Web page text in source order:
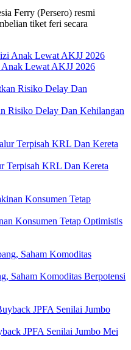
Ferry (Persero) resmi
tiket feri secara
Lewat AKJJ 2026
Risiko Delay Dan Kehilangan
Terpisah KRL Dan Kereta
Konsumen Tetap Optimistis
Saham Komoditas Berpotensi
JPFA Senilai Jumbo Mei